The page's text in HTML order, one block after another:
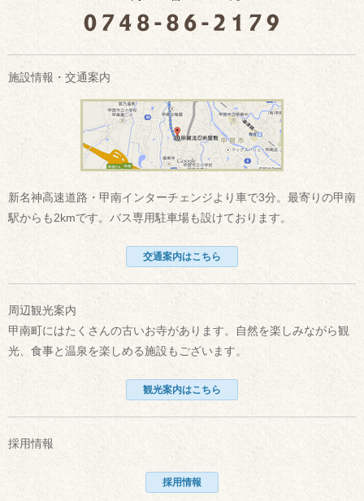
施設情報・交通案内
新名神高速道路・甲南インターチェンジより車で3分。最寄りの甲南
駅からも2kmです。バス専用駐車場も設けております。
交通案内はこちら
周辺観光案内
甲南町にはたくさんの古いお寺があります。自然を楽しみながら観
光、食事と温泉を楽しめる施設もございます。
観光案内はこちら
採用情報
採用情報